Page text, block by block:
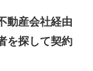
動産会社経由
を探して契約